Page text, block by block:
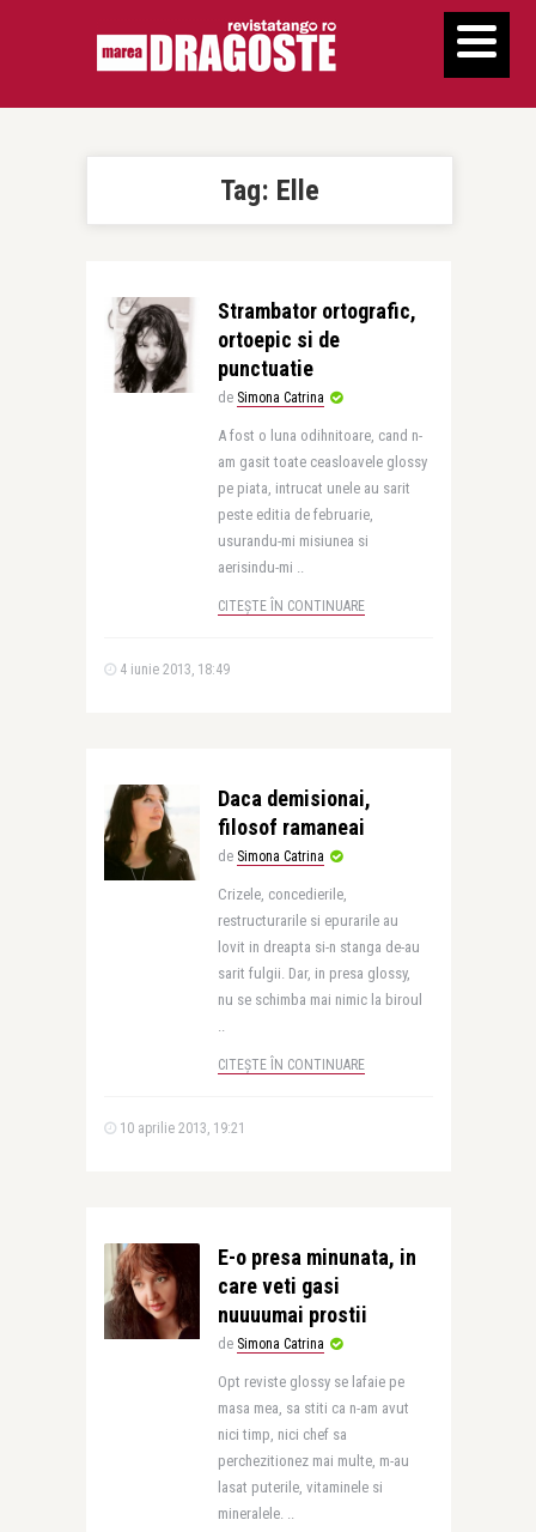
Tag: Elle
Strambator ortografic,
ortoepic si de
punctuatie
de Simona Catrina
A fost o luna odihnitoare, cand n-
am gasit toate ceasloavele glossy
pe piata, intrucat unele au sarit
peste editia de februarie,
usurandu-mi misiunea si
aerisindu-mi ..
CITEȘTE ÎN CONTINUARE
4 iunie 2013, 18:49
Daca demisionai,
filosof ramaneai
de Simona Catrina
Crizele, concedierile,
restructurarile si epurarile au
lovit in dreapta si-n stanga de-au
sarit fulgii. Dar, in presa glossy,
nu se schimba mai nimic la biroul
..
CITEȘTE ÎN CONTINUARE
10 aprilie 2013, 19:21
E-o presa minunata, in
care veti gasi
nuuuumai prostii
de Simona Catrina
Opt reviste glossy se lafaie pe
masa mea, sa stiti ca n-am avut
nici timp, nici chef sa
perchezitionez mai multe, m-au
lasat puterile, vitaminele si
mineralele. ..